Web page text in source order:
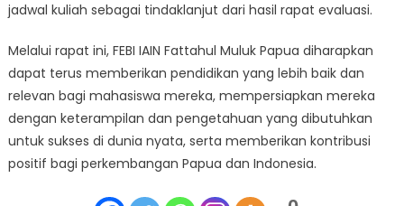
jadwal kuliah sebagai tindaklanjut dari hasil rapat evaluasi.
Melalui rapat ini, FEBI IAIN Fattahul Muluk Papua diharapkan
dapat terus memberikan pendidikan yang lebih baik dan
relevan bagi mahasiswa mereka, mempersiapkan mereka
dengan keterampilan dan pengetahuan yang dibutuhkan
untuk sukses di dunia nyata, serta memberikan kontribusi
positif bagi perkembangan Papua dan Indonesia.